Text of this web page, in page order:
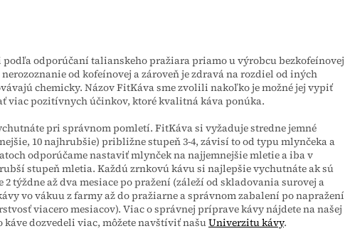
odporúčaní talianskeho pražiara priamo u výrobcu bezkofeínovej
od kofeínovej a zároveň je zdravá na rozdiel od iných
chemicky. Názov FitKáva sme zvolili nakoľko je možné jej vypiť
viac pozitívnych účinkov, ktoré kvalitná káva ponúka.
pri správnom pomletí. FitKáva si vyžaduje stredne jemné
10 najhrubšie) približne stupeň 3-4, závisí to od typu mlynčeka a
odporúčame nastaviť mlynček na najjemnejšie mletie a iba v
stupeň mletia. Každú zrnkovú kávu si najlepšie vychutnáte ak sú
2 týždne až dva mesiace po pražení (záleží od skladovania surovej a
vo vákuu z farmy až do pražiarne a správnom zabalení po napražení
viacero mesiacov). Viac o správnej príprave kávy nájdete na našej
káve dozvedeli viac, môžete navštíviť našuUniverzitu kávy.